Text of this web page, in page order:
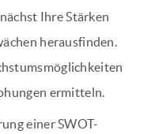
Ihre Stärken
herausfinden.
ermitteln.
einer SWOT-